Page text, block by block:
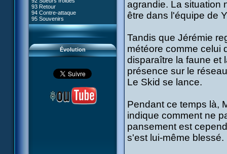
93 Retour
94 Contre-attaque
95 Souvenirs
Évolution
#20 - Espionnage
#21 - Faux-semblants
#22 - Mutinerie
#23 - Le blues de Jérémie
#24 - Paradoxe temporel
#25 - Hécatombe
#26 - Ultime mission
agrandie. La situation
être dans l'équipe de
Tandis que Jérémie
météore comme celui
disparaître la faune et
présence sur le
Le Skid se lance.
Pendant ce temps là,
indique comment ne
pansement est
s'est lui-même blessé.